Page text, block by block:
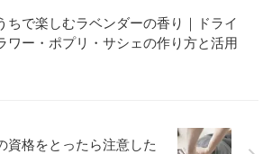
ちで楽しむラベンダーの香り｜ドライ
ワー・ポプリ・サシェの作り方と活用
資格をとったら注意した